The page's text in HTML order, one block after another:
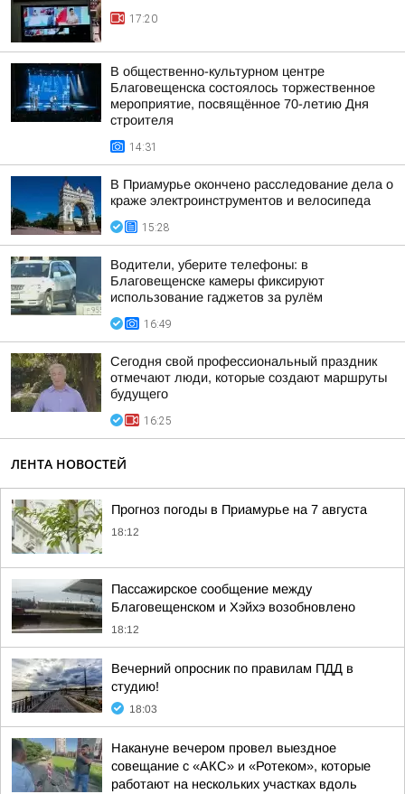
17:20
В общественно-культурном центре
Благовещенска состоялось торжественное
мероприятие, посвящённое 70-летию Дня
строителя
14:31
В Приамурье окончено расследование дела о
краже электроинструментов и велосипеда
15:28
Водители, уберите телефоны: в
Благовещенске камеры фиксируют
использование гаджетов за рулём
16:49
Сегодня свой профессиональный праздник
отмечают люди, которые создают маршруты
будущего
16:25
ЛЕНТА НОВОСТЕЙ
Прогноз погоды в Приамурье на 7 августа
18:12
Пассажирское сообщение между
Благовещенском и Хэйхэ возобновлено
18:12
Вечерний опросник по правилам ПДД в
студию!
18:03
Накануне вечером провел выездное
совещание с «АКС» и «Ротеком», которые
работают на нескольких участках вдоль